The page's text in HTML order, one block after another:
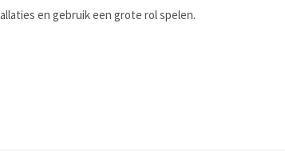
en gebruik een grote rol spelen.